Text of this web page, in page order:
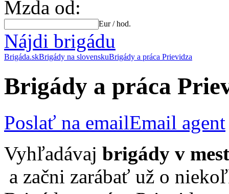
Mzda od:
Eur / hod.
Nájdi brigádu
Brigáda.skBrigády na slovenskuBrigády a práca Prievidza
Brigády a práca
Poslať na emailEmail agent
Vyhľadávaj brigády v
a začni zarábať už o